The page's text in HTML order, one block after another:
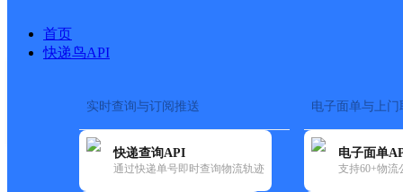
首页
快递鸟API
实时查询与订阅推送
快递查询API
通过快递单号即时查询物流轨迹
电子面单与上门
电子面单
支持60+物流
快递大全> 快递网